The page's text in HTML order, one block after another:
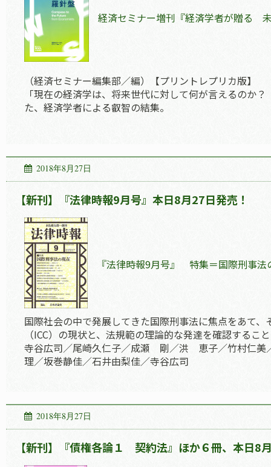
経済セミナー増刊『経済学者が贈る
（経済セミナー編集部／編）【プリントレプリカ版】
「現在の経済学は、将来世代に対して何が言えるのか
た、経済学者による叡智の結集。
2018年8月27日
【新刊】『法律時報9月号』本日8月27日発売！
『法律時報9月号』 特集＝国際刑事法
国際社会の中で発展してきた国際刑事法に焦点をあて
（ICC）の現状と、法規範の理論的な発達を確認するこ
寺谷広司／尾崎久仁子／成瀬 剛／洪 恵子／竹村仁美
理／坂巻静佳／石井由梨佳／寺谷広司
2018年8月27日
【新刊】『債権各論１ 契約法』ほか６冊、本日8